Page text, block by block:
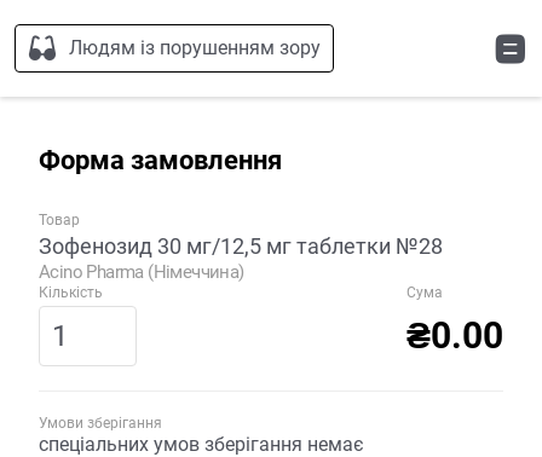
Людям із порушенням зору
Форма замовлення
Товар
Зофенозид 30 мг/12,5 мг таблетки №28
Acino Pharma (Німеччина)
Кількість Сума
₴0.00
Умови зберігання
спеціальних умов зберігання немає